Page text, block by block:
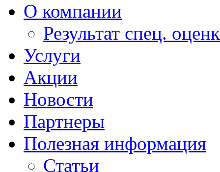
О компании
Результат спец.
Услуги
Акции
Новости
Партнеры
Полезная информация
Статьи